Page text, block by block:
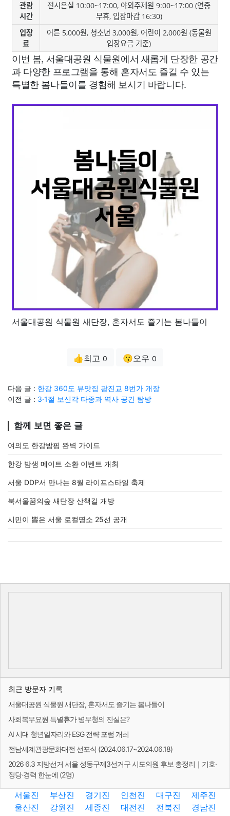
관람
시간
전시온실 10:00~17:00, 야외주제원 9:00~17:00 (연중
무휴, 입장마감 16:30)
입장
료
어른 5,000원, 청소년 3,000원, 어린이 2,000원 (동물원
입장요금 기준)
이번 봄, 서울대공원 식물원에서 새롭게 단장한 공간
과 다양한 프로그램을 통해 혼자서도 즐길 수 있는
특별한 봄나들이를 경험해 보시기 바랍니다.
서울대공원 식물원 새단장, 혼자서도 즐기는 봄나들이
👍최고 0 😗오우 0
다음 글 : 한강 360도 뷰맛집 광진교 8번가 개장
이전 글 : 3·1절 보신각 타종과 역사 공간 탐방
함께 보면 좋은 글
여의도 한강밤핑 완벽 가이드
한강 밤샘 메이트 소환 이벤트 개최
서울 DDP서 만나는 8월 라이프스타일 축제
북서울꿈의숲 새단장 산책길 개방
시민이 뽑은 서울 로컬명소 25선 공개
최근 방문자 기록
서울대공원 식물원 새단장, 혼자서도 즐기는 봄나들이
사회복무요원 특별휴가 병무청의 진실은?
AI 시대 청년일자리와 ESG 전략 포럼 개최
전남세계관광문화대전 선포식 (2024.06.17~2024.06.18)
2026 6.3 지방선거 서울 성동구제3선거구 시도의원 후보 총정리｜기호·
정당·경력 한눈에 (2명)
서울진 부산진 경기진 인천진 대구진
제주진
울산진
강원진 세종진 대전진 전북진
경남진